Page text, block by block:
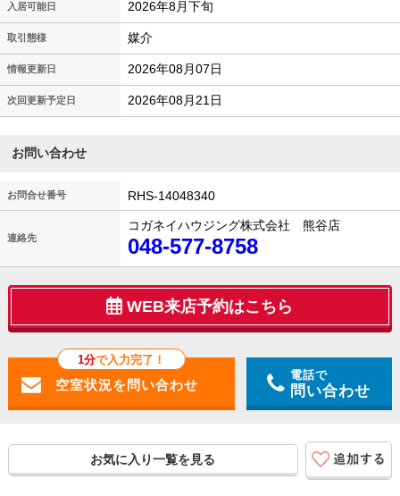
入居可能日 2026年8月下旬
取引態様 媒介
情報更新日 2026年08月07日
次回更新予定日 2026年08月21日
お問い合わせ
お問合せ番号 RHS-14048340
連絡先
コガネイハウジング株式会社 熊谷店
048-577-8758
WEB来店予約はこちら
1分で入力完了！
電話で
問い合わせ
お気に入り一覧を見る